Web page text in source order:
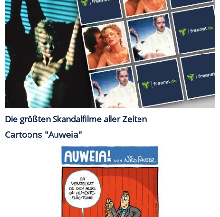
Die größten Skandalfilme aller Zeiten
Cartoons "Auweia"